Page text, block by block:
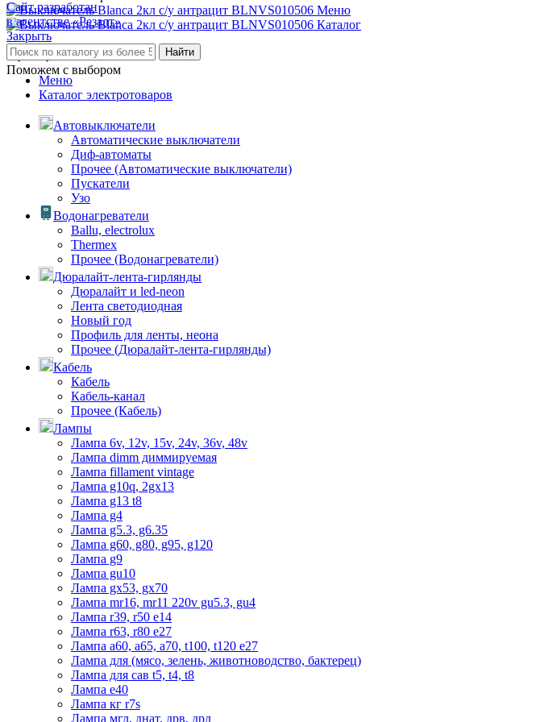
Меню
Каталог
8 (3842) 21-14-47
Поможем с выбором
Сайт разработан
в агентстве «Резалт»
Закрыть
Найти
Меню
Каталог электротоваров
Автовыключатели
Автоматические выключатели
Диф-автоматы
Прочее (Автоматические выключатели)
Пускатели
Узо
Водонагреватели
Ballu, electrolux
Thermex
Прочее (Водонагреватели)
Дюралайт-лента-гирлянды
Дюралайт и led-neon
Лента светодиодная
Новый год
Профиль для ленты, неона
Прочее (Дюралайт-лента-гирлянды)
Кабель
Кабель
Кабель-канал
Прочее (Кабель)
Лампы
Лампа 6v, 12v, 15v, 24v, 36v, 48v
Лампа dimm диммируемая
Лампа fillament vintage
Лампа g10q, 2gx13
Лампа g13 t8
Лампа g4
Лампа g5.3, g6.35
Лампа g60, g80, g95, g120
Лампа g9
Лампа gu10
Лампа gx53, gx70
Лампа mr16, mr11 220v gu5.3, gu4
Лампа r39, r50 е14
Лампа r63, r80 е27
Лампа а60, а65, а70, t100, t120 е27
Лампа для (мясо, зелень, животноводство, бактерец)
Лампа для сав t5, t4, t8
Лампа е40
Лампа кг r7s
Лампа мгл, днат, дрв, дрл